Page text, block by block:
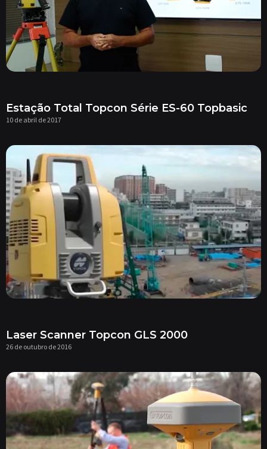
Estação Total Topcon Série ES-60 Topbasic
10 de abril de 2017
Laser Scanner Topcon GLS 2000
26 de outubro de 2016